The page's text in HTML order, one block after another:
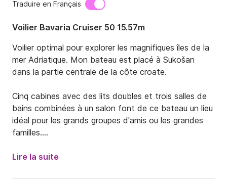
Traduire en Français
Voilier Bavaria Cruiser 50 15.57m
Voilier optimal pour explorer les magnifiques îles de la
mer Adriatique. Mon bateau est placé à Sukošan
dans la partie centrale de la côte croate.
Cinq cabines avec des lits doubles et trois salles de
bains combinées à un salon font de ce bateau un lieu
idéal pour les grands groupes d'amis ou les grandes
familles.
Le temps avec votre bien-aimé, vous pouvez passer
que vous passerez des moments inoubliables à Zadar,
Lire la suite